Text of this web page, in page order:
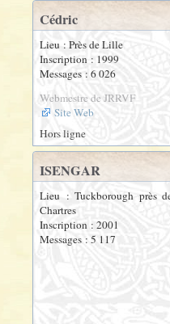
Cédric
Lieu : Près de Lille
Inscription : 1999
Messages : 6 026
Webmestre de JRRVF
Site Web
Hors ligne
ISENGAR
Lieu : Tuckborough près
Chartres
Inscription : 2001
Messages : 5 117